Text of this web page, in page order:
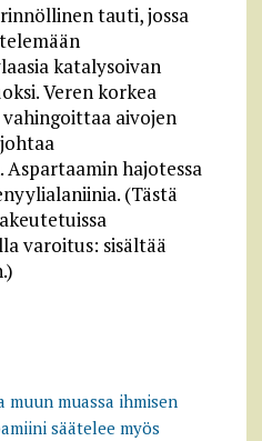
tauti, jossa
katalysoivan
Veren korkea
aivojen
hajotessa
(Tästä
varoitus: sisältää
muassa ihmisen
säätelee myös